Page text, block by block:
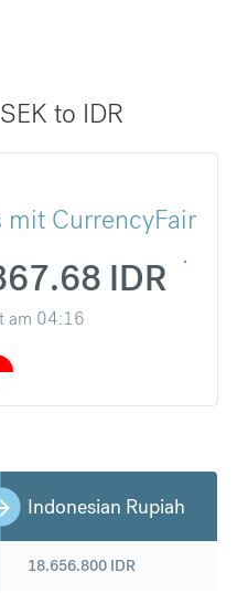
to IDR
mit CurrencyFair
IDR
am 04:16
Indonesian Rupiah
18.656.800 IDR